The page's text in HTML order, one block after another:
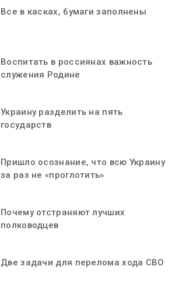
Все в касках, бумаги заполнены
Воспитать в россиянах важность
служения Родине
Украину разделить на пять
государств
Пришло осознание, что всю Украину
за раз не «проглотить»
Почему отстраняют лучших
полководцев
Две задачи для перелома хода СВО